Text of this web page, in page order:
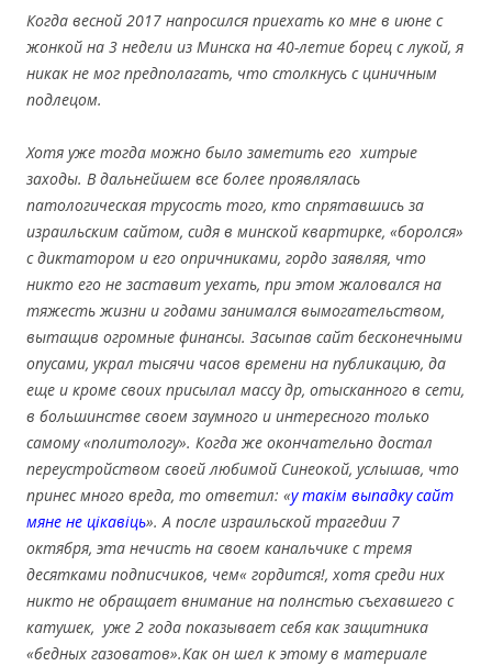
Когда весной 2017 напросился приехать ко мне в июне с
жонкой на 3 недели из Минска на 40-летие борец с лукой, я
никак не мог предполагать, что столкнусь с циничным
подлецом.
Хотя уже тогда можно было заметить его хитрые
заходы. В дальнейшем все более проявлялась
патологическая трусость того, кто спрятавшись за
израильским сайтом, сидя в минской квартирке, «боролся»
с диктатором и его опричниками, гордо заявляя, что
никто его не заставит уехать, при этом жаловался на
тяжесть жизни и годами занимался вымогательством,
вытащив огромные финансы. Засыпав сайт бесконечными
опусами, украл тысячи часов времени на публикацию, да
еще и кроме своих присылал массу др, отысканного в сети,
в большинстве своем заумного и интересного только
самому «политологу». Когда же окончательно достал
переустройством своей любимой Синеокой, услышав, что
принес много вреда, то ответил: «у такім выпадку сайт
мяне не цікавіць». А после израильской трагедии 7
октября, эта нечисть на своем канальчике с тремя
десятками подписчиков, чем« гордится!, хотя среди них
никто не обращает внимание на полнстью съехавшего с
катушек, уже 2 года показывает себя как защитника
«бедных газоватов».Как он шел к этому в материале